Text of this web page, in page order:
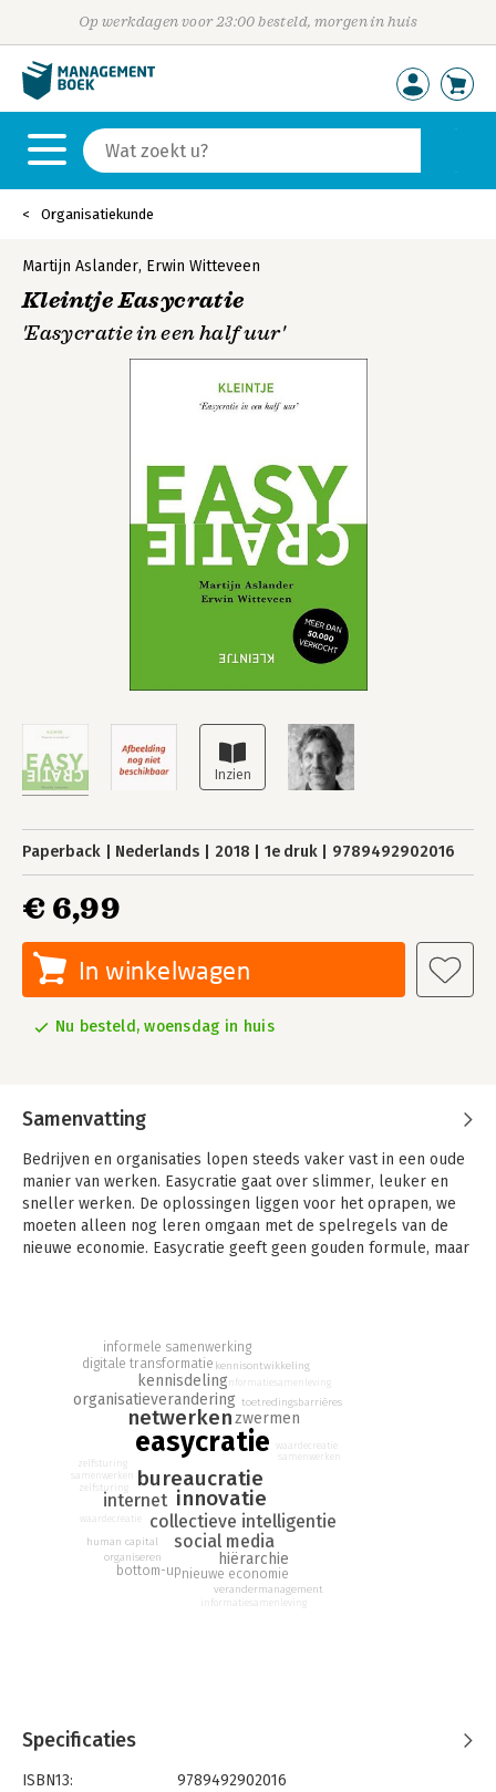
Op werkdagen voor 23:00 besteld, morgen in huis
Organisatiekunde
Martijn Aslander, Erwin Witteveen
Kleintje Easycratie
'Easycratie in een half uur'
Paperback Nederlands 2018 1e druk 9789492902016
€ 6,99
In winkelwagen
Nu besteld, woensdag in huis
Samenvatting
Bedrijven en organisaties lopen steeds vaker vast in een oude
manier van werken. Easycratie gaat over slimmer, leuker en
sneller werken. De oplossingen liggen voor het oprapen, we
moeten alleen nog leren omgaan met de spelregels van de
nieuwe economie. Easycratie geeft geen gouden formule, maar
'Easycratie' werd in 2011 genomineerd voor Managementboek
van het Jaar. Je zou kunnen concluderen dat het boek zijn tijd
ver vooruit was, want inmiddels is de inhoud actueler dan ooit.
'Kleintje Easycratie' is de borstzak-editie, een handige
samenvatting, speciaal voor diegenen die nog niet aan het
grote boek toekwamen.
easycratie
bureaucratie
innovatie
netwerken
collectieve intelligentie
social media
internet
organisatieverandering
kennisdeling
hiërarchie
zwermen
nieuwe economie
digitale transformatie
bottom-up
informele samenwerking
organiseren
toetredingsbarrières
human capital
kennisontwikkeling
verandermanagement
waardecreatie
zelfsturing
samenwerken
informatiesamenleving
waardecreatie
zelfsturing
samenwerken
informatiesamenleving
Specificaties
ISBN13:
9789492902016